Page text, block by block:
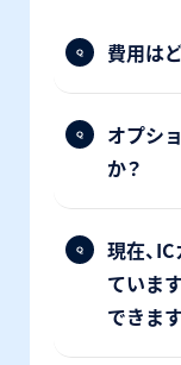
費用は
オプシ
か？
現在、
ていま
できま